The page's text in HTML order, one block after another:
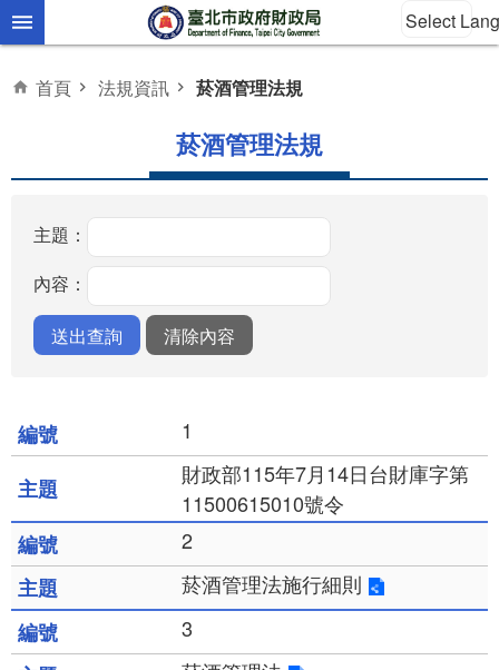
跳到主要內容區塊 Select
首頁 法規資訊 菸酒管理法規
菸酒管理法規
主題：
內容：
1
財政部115年7月14日台財庫字第
11500615010號令
2
菸酒管理法施行細則
3